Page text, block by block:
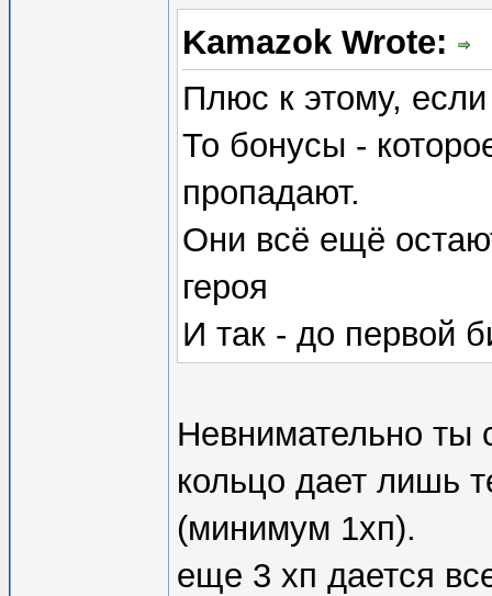
Kamazok Wrote:
Плюс к этому,
То бонусы -
пропадают.
Они всё ещё
героя
И так - до первой
Невнимательно ты
кольцо дает лишь
(минимум 1хп).
еще 3 хп дается